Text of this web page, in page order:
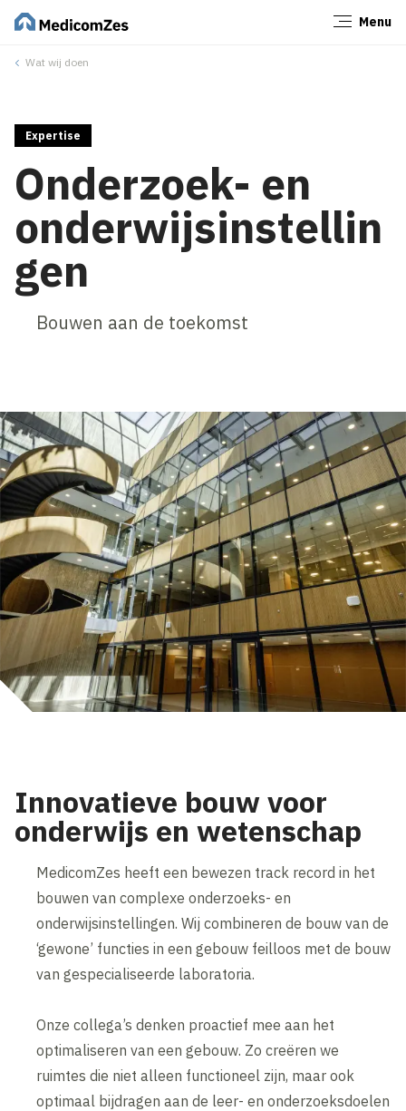
Menu
Wat wij doen
Expertise
Onderzoek- en
onderwijsinstellin
gen
Bouwen aan de toekomst
Innovatieve bouw voor
onderwijs en wetenschap
MedicomZes heeft een bewezen track record in het
bouwen van complexe onderzoeks- en
onderwijsinstellingen. Wij combineren de bouw van de
‘gewone’ functies in een gebouw feilloos met de bouw
van gespecialiseerde laboratoria.
Onze collega’s denken proactief mee aan het
optimaliseren van een gebouw. Zo creëren we
ruimtes die niet alleen functioneel zijn, maar ook
optimaal bijdragen aan de leer- en onderzoeksdoelen
Sluiten